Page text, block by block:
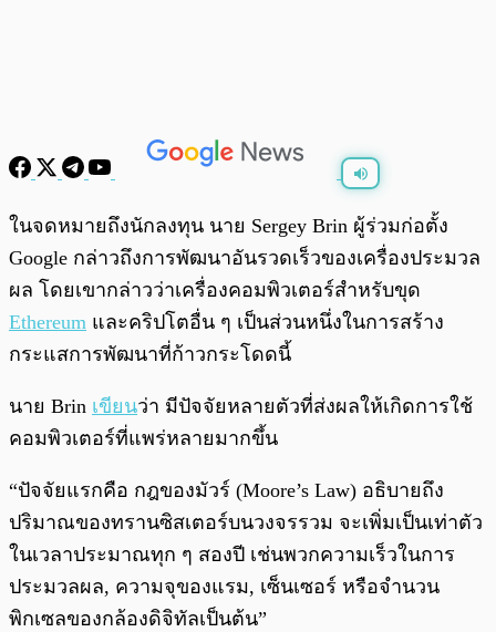
พร้อมเล่น 0:00 / 0:00
ในจดหมายถึงนักลงทุน นาย Sergey Brin ผู้ร่วมก่อตั้ง
Google กล่าวถึงการพัฒนาอันรวดเร็วของเครื่องประมวล
ผล โดยเขากล่าวว่าเครื่องคอมพิวเตอร์สำหรับขุด
Ethereum และคริปโตอื่น ๆ เป็นส่วนหนึ่งในการสร้าง
กระแสการพัฒนาที่ก้าวกระโดดนี้
นาย Brin เขียนว่า มีปัจจัยหลายตัวที่ส่งผลให้เกิดการใช้
คอมพิวเตอร์ที่แพร่หลายมากขึ้น
“ปัจจัยแรกคือ กฎของมัวร์ (Moore’s Law) อธิบายถึง
ปริมาณของทรานซิสเตอร์บนวงจรรวม จะเพิ่มเป็นเท่าตัว
ในเวลาประมาณทุก ๆ สองปี เช่นพวกความเร็วในการ
ประมวลผล, ความจุของแรม, เซ็นเซอร์ หรือจำนวน
พิกเซลของกล้องดิจิทัลเป็นต้น”